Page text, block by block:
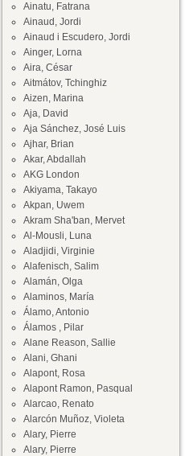
Ainatu, Fatrana
Ainaud, Jordi
Ainaud i Escudero, Jordi
Ainger, Lorna
Aira, César
Aitmátov, Tchinghiz
Aizen, Marina
Aja, David
Aja Sánchez, José Luis
Ajhar, Brian
Akar, Abdallah
AKG London
Akiyama, Takayo
Akpan, Uwem
Akram Sha'ban, Mervet
Al-Mousli, Luna
Aladjidi, Virginie
Alafenisch, Salim
Alamán, Olga
Alaminos, María
Álamo, Antonio
Álamos , Pilar
Alane Reason, Sallie
Alani, Ghani
Alapont, Rosa
Alapont Ramon, Pasqual
Alarcao, Renato
Alarcón Muñoz, Violeta
Alary, Pierre
Alary, Pierre